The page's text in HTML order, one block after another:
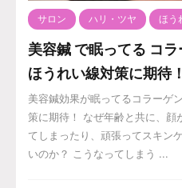
サロン ハリ・ツヤ ほう
美容鍼 で眠ってる コ
ほうれい線対策に期待！
美容鍼効果が眠ってるコラーゲ
策に期待！ なぜ年齢と共に、顔
てしまったり、頑張ってスキン
いのか？ こうなってしまう ...